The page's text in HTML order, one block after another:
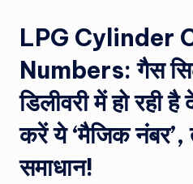
e
w
s
A
ro
u
LPG Cylinder
Numbers: गैस
डिलीवरी में हो रही
करें ये ‘मैजिक नंबर’,
समाधान!